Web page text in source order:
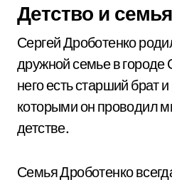
Детство и семья
Сергей Дроботенко
дружной семье в городе
него есть старший брат
которыми он проводил
детстве.
Семья Дроботенко